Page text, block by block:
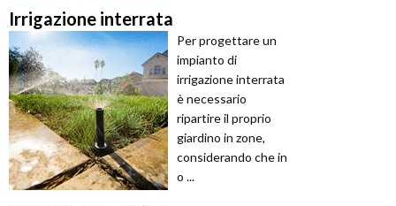
Irrigazione interrata
Per progettare un
impianto di
irrigazione interrata
è necessario
ripartire il proprio
giardino in zone,
considerando che in
o ...